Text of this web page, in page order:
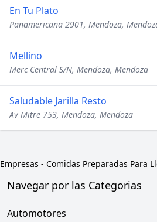
En Tu Plato
Panamericana 2901, Mendoza,
Mellino
Merc Central S/N, Mendoza, Mendoza
Saludable Jarilla Resto
Av Mitre 753, Mendoza, Mendoza
Empresas - Comidas Preparadas Para
Navegar por las Categorias
Automotores